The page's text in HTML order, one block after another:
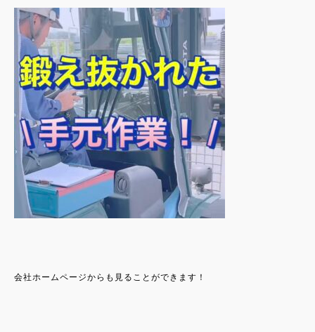
会社ホームページからも見ることができます！